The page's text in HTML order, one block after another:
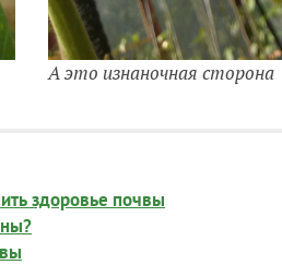
А это изнаночная сторона
здоровье почвы